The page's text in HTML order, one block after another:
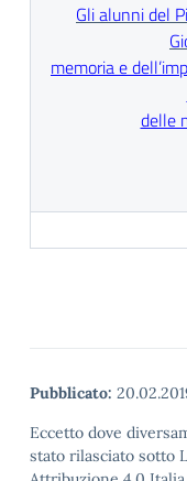
Gli alunni del
memoria e
delle
Pubblicato:
Eccetto dove
stato rilasciato sotto